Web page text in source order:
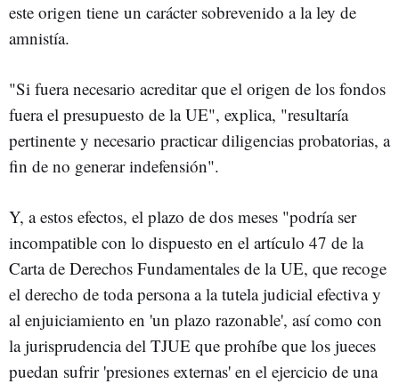
este origen tiene un carácter sobrevenido a la ley de
amnistía.
"Si fuera necesario acreditar que el origen de los fondos
fuera el presupuesto de la UE", explica, "resultaría
pertinente y necesario practicar diligencias probatorias, a
fin de no generar indefensión".
Y, a estos efectos, el plazo de dos meses "podría ser
incompatible con lo dispuesto en el artículo 47 de la
Carta de Derechos Fundamentales de la UE, que recoge
el derecho de toda persona a la tutela judicial efectiva y
al enjuiciamiento en 'un plazo razonable', así como con
la jurisprudencia del TJUE que prohíbe que los jueces
puedan sufrir 'presiones externas' en el ejercicio de una